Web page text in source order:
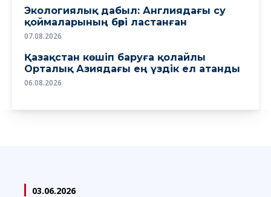
Экологиялық дабыл: Англиядағы су
қоймаларының бәрі ластанған
07.08.2026
Қазақстан көшіп баруға қолайлы
Орталық Азиядағы ең үздік ел атанды
06.08.2026